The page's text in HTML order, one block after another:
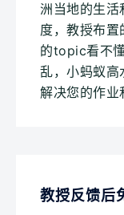
洲当地的生活
度，教授布
的topic看不
乱，小蚂蚁高
解决您的作业
教授反馈后